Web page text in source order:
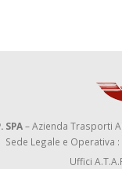
SPA– Azienda Trasporti
Sede Legale e Operativa
Uffici